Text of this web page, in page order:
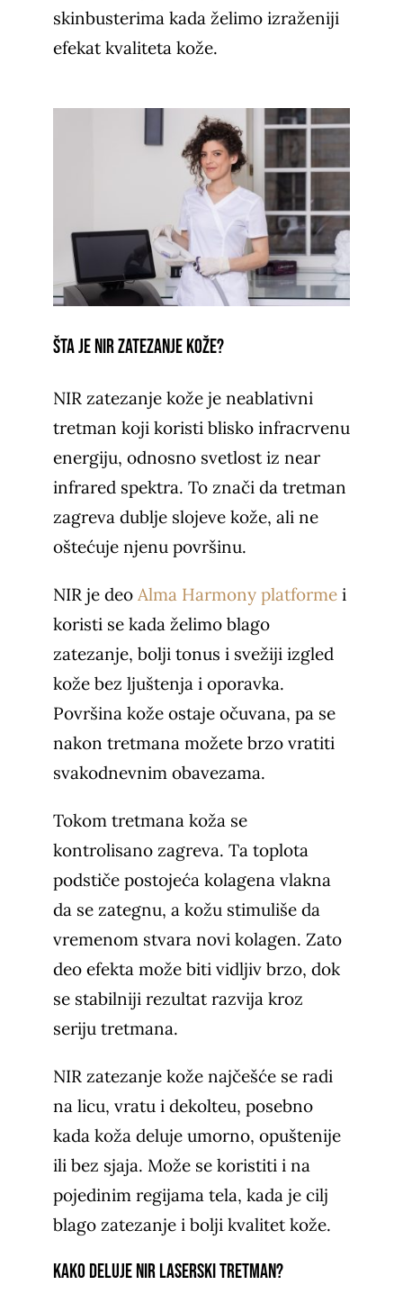
skinbusterima kada želimo izraženiji
efekat kvaliteta kože.
Šta je NIR zatezanje kože?
NIR zatezanje kože je neablativni
tretman koji koristi blisko infracrvenu
energiju, odnosno svetlost iz near
infrared spektra. To znači da tretman
zagreva dublje slojeve kože, ali ne
oštećuje njenu površinu.
NIR je deo Alma Harmony platformei
koristi se kada želimo blago
zatezanje, bolji tonus i svežiji izgled
kože bez ljuštenja i oporavka.
Površina kože ostaje očuvana, pa se
nakon tretmana možete brzo vratiti
svakodnevnim obavezama.
Tokom tretmana koža se
kontrolisano zagreva. Ta toplota
podstiče postojeća kolagena vlakna
da se zategnu, a kožu stimuliše da
vremenom stvara novi kolagen. Zato
deo efekta može biti vidljiv brzo, dok
se stabilniji rezultat razvija kroz
seriju tretmana.
NIR zatezanje kože najčešće se radi
na licu, vratu i dekolteu, posebno
kada koža deluje umorno, opuštenije
ili bez sjaja. Može se koristiti i na
pojedinim regijama tela, kada je cilj
blago zatezanje i bolji kvalitet kože.
Kako deluje NIR laserski tretman?